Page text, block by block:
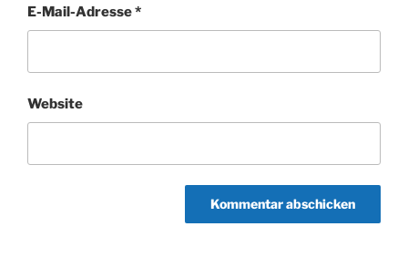
E-Mail-Adresse*
Website